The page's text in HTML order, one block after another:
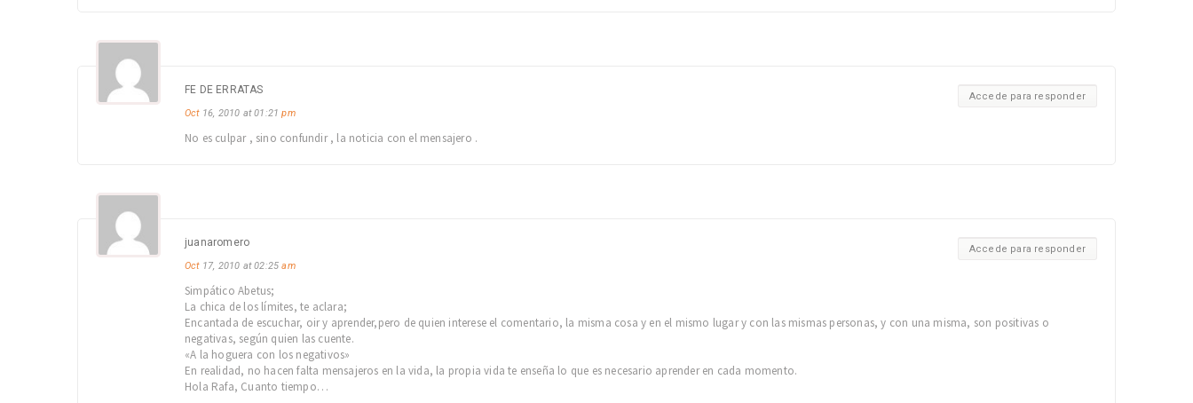
Accede para responder
FE DE ERRATAS
Oct16, 2010 at 01:21pm
No es culpar , sino confundir , la noticia con el mensajero .
Accede para responder
juanaromero
Oct17, 2010 at 02:25am
Simpático Abetus;
La chica de los límites, te aclara;
Encantada de escuchar, oir y aprender,pero de quien interese el comentario, la misma cosa y en el mismo lugar y con las mismas personas, y con una misma, son positivas o
negativas, según quien las cuente.
«A la hoguera con los negativos»
En realidad, no hacen falta mensajeros en la vida, la propia vida te enseña lo que es necesario aprender en cada momento.
Hola Rafa, Cuanto tiempo…